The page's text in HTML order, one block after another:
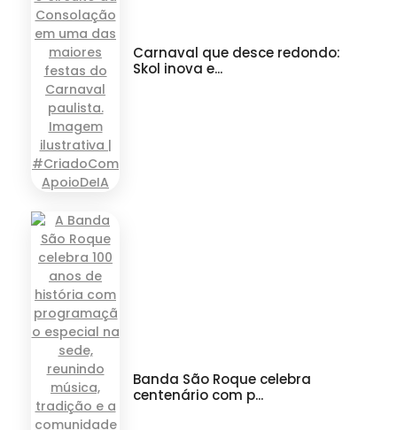
Carnaval que desce redondo:
Skol inova e...
Banda São Roque celebra
centenário com p...